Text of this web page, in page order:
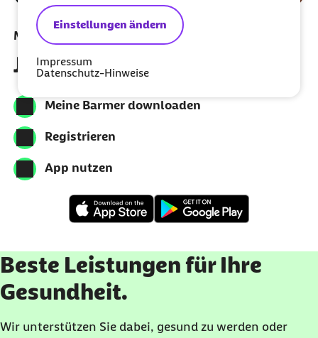
Einstellungen ändern
Impressum
Datenschutz-Hinweise
Meine Barmer per App nutzen
Jetzt herunterladen
Meine Barmer downloaden
Registrieren
App nutzen
Beste Leistungen für Ihre
Gesundheit.
Wir unterstützen Sie dabei, gesund zu werden oder